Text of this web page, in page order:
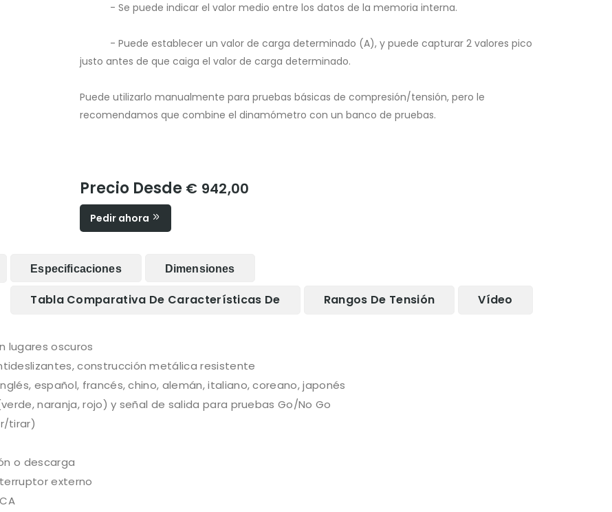
- Se puede indicar el valor medio entre los datos de la memoria interna.
- Puede establecer un valor de carga determinado (A), y puede capturar 2 valores pico
justo antes de que caiga el valor de carga determinado.
Puede utilizarlo manualmente para pruebas básicas de compresión/tensión, pero le
recomendamos que combine el dinamómetro con un banco de pruebas.
Precio Desde € 942,00
Pedir ahora
Especificaciones Dimensiones
Tabla Comparativa De Características De Rangos De Tensión Vídeo
lugares oscuros
construcción metálica resistente
español, francés, chino, alemán, italiano, coreano, japonés
naranja, rojo) y señal de salida para pruebas Go/No Go
tirar)
o descarga
externo